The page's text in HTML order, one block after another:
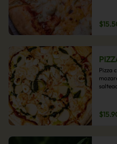
Pizza